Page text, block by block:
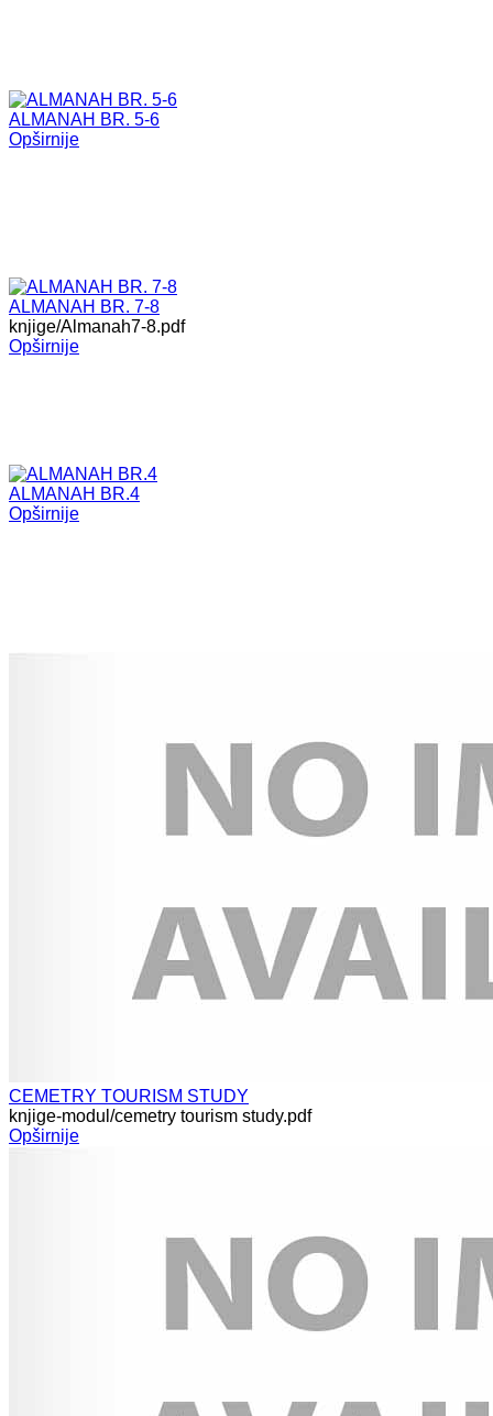
ALMANAH BR. 5-6
Opširnije
ALMANAH BR. 7-8
knjige/Almanah7-8.pdf
Opširnije
ALMANAH BR.4
Opširnije
CEMETRY TOURISM STUDY
knjige-modul/cemetry tourism study.pdf
Opširnije